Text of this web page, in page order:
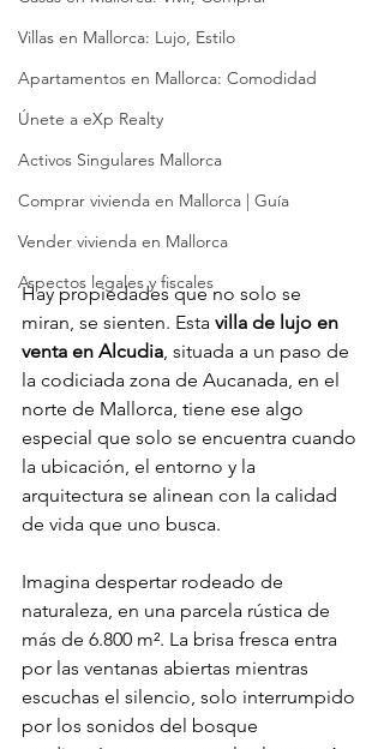
Villas en Mallorca: Lujo, Estilo
Apartamentos en Mallorca: Comodidad
Únete a eXp Realty
Activos Singulares Mallorca
Comprar vivienda en Mallorca | Guía
Vender vivienda en Mallorca
Aspectos legales y fiscales
Hay propiedades que no solo se
miran, se sienten. Esta villa de lujo en
venta en Alcudia , situada a un paso de
la codiciada zona de Aucanada, en el
norte de Mallorca, tiene ese algo
especial que solo se encuentra cuando
la ubicación, el entorno y la
arquitectura se alinean con la calidad
de vida que uno busca.
Imagina despertar rodeado de
naturaleza, en una parcela rústica de
más de 6.800 m². La brisa fresca entra
por las ventanas abiertas mientras
escuchas el silencio, solo interrumpido
por los sonidos del bosque